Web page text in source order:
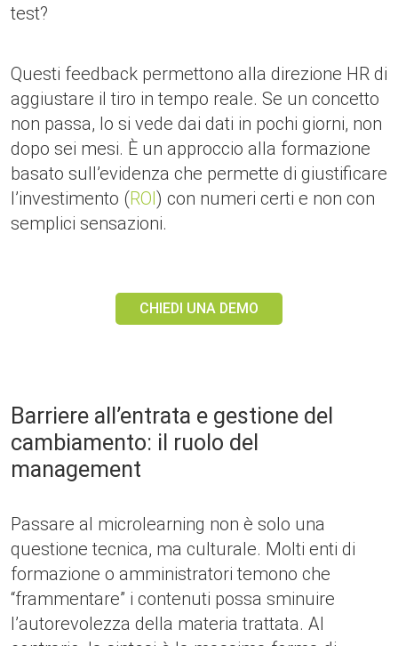
test?
Questi feedback permettono alla direzione HR di
aggiustare il tiro in tempo reale. Se un concetto
non passa, lo si vede dai dati in pochi giorni, non
dopo sei mesi. È un approccio alla formazione
basato sull’evidenza che permette di giustificare
l’investimento (ROI) con numeri certi e non con
semplici sensazioni.
CHIEDI UNA DEMO
Barriere all’entrata e gestione del
cambiamento: il ruolo del
management
Passare al microlearning non è solo una
questione tecnica, ma culturale. Molti enti di
formazione o amministratori temono che
“frammentare” i contenuti possa sminuire
l’autorevolezza della materia trattata. Al